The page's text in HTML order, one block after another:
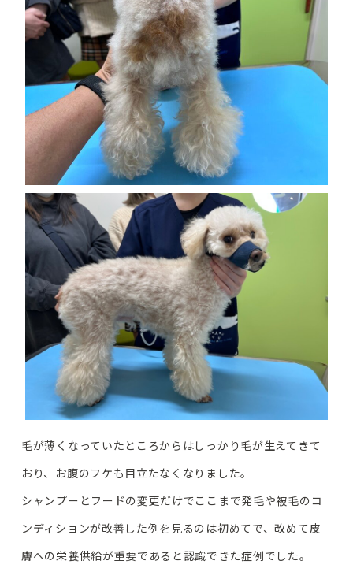
毛が薄くなっていたところからはしっかり毛が生えてきて
おり、お腹のフケも目立たなくなりました。
シャンプーとフードの変更だけでここまで発毛や被毛のコ
ンディションが改善した例を見るのは初めてで、改めて皮
膚への栄養供給が重要であると認識できた症例でした。